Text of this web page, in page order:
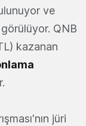
ve
QNB
kazanan
jüri